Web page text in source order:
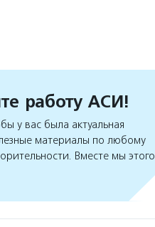
работу АСИ!
у вас была актуальная
материалы по любому
Вместе мы этого